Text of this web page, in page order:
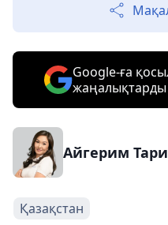
Google-ға
жаңалықтарды
Айгерим
Қазақстан